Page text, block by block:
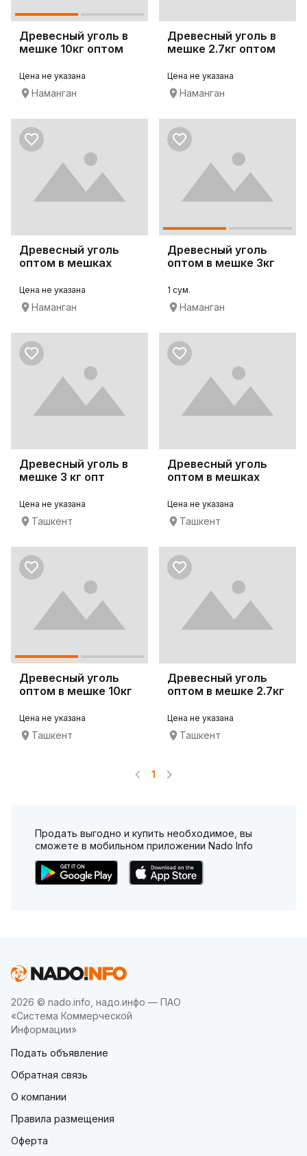
Древесный уголь в
мешке 10кг оптом
Цена не указана
Наманган
Древесный уголь в
мешке 2.7кг оптом
Цена не указана
Наманган
Древесный уголь
оптом в мешках
Цена не указана
Наманган
Древесный уголь
оптом в мешке 3кг
1 сум.
Наманган
Древесный уголь в
мешке 3 кг опт
Цена не указана
Ташкент
Древесный уголь
оптом в мешках
Цена не указана
Ташкент
Древесный уголь
оптом в мешке 10кг
Цена не указана
Ташкент
Древесный уголь
оптом в мешке 2.7кг
Цена не указана
Ташкент
1
Продать выгодно и купить необходимое, вы
сможете в мобильном приложении Nado Info
2026 © nado.info, надо.инфо — ПАО
«Система Коммерческой
Информации»
Подать объявление
Обратная связь
О компании
Правила размещения
Оферта